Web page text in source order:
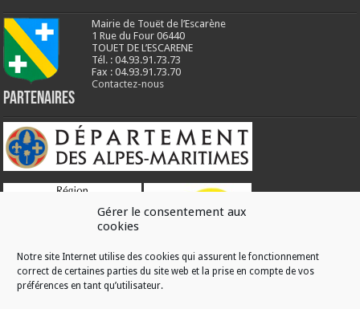
Gérer le consentement aux
cookies
Notre site Internet utilise des cookies qui assurent le fonctionnement
correct de certaines parties du site web et la prise en compte de vos
préférences en tant qu’utilisateur.
Mairie de Touët de l’Escarène
1 Rue du Four 06440
TOUET DE L’ESCARENE
Tél. : 04.93.91.73.73
Fax : 04.93.91.73.70
Contactez-nous
Partenaires
RÉALISATION